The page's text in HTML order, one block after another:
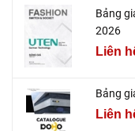
Bảng
2026
Liên
Bảng
Liên